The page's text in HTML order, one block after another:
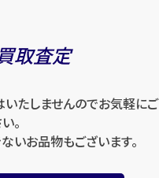
取査定
たしませんのでお気軽にご
。
いお品物もございます。